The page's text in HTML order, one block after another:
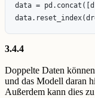
data =
3.4.4
Doppelte Daten
und das Modell daran
Außerdem kann dies